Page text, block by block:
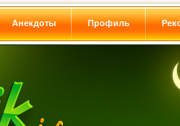
Анекдоты Профиль